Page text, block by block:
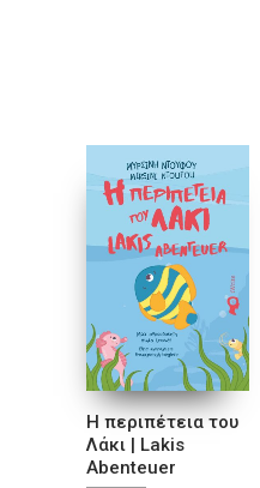
Η περιπέτεια του
Λάκι | Lakis
Abenteuer